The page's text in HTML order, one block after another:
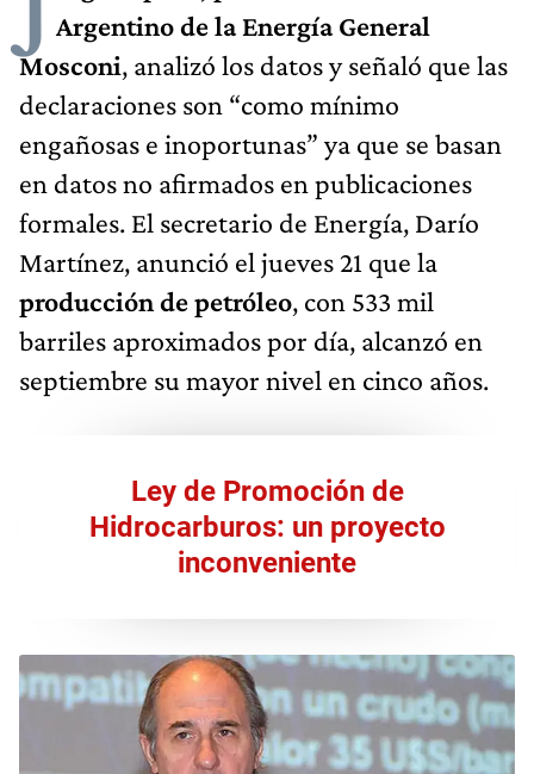
Argentino de la Energía General
Mosconi, analizó los datos y señaló que las
declaraciones son “como mínimo
engañosas e inoportunas” ya que se basan
en datos no afirmados en publicaciones
formales. El secretario de Energía, Darío
Martínez, anunció el jueves 21 que la
producción de petróleo, con 533 mil
barriles aproximados por día, alcanzó en
septiembre su mayor nivel en cinco años.
Ley de Promoción de
Hidrocarburos: un proyecto
inconveniente